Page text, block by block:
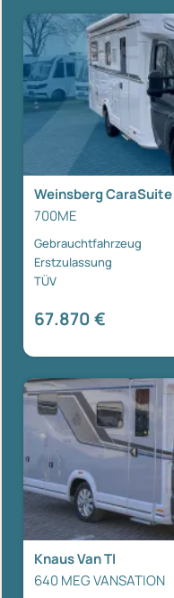
Weinsberg CaraSuite
700ME
Gebrauchtfahrzeug
Erstzulassung
TÜV
67.870 €
Knaus Van TI
640 MEG VANSATION